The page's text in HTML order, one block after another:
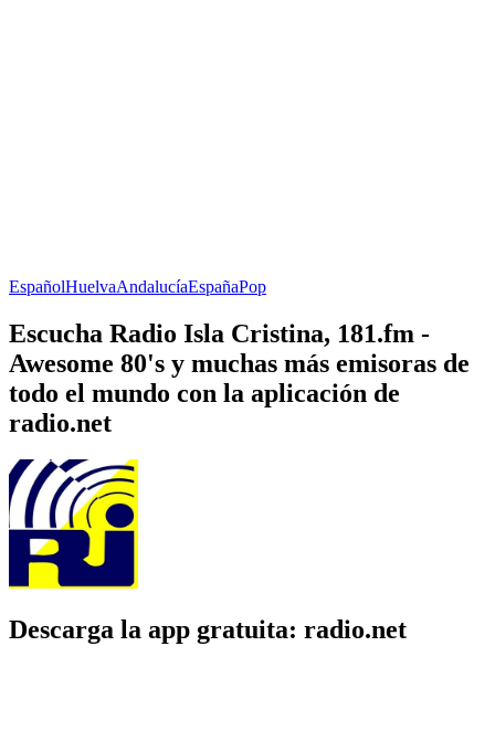
EspañolHuelvaAndalucíaEspañaPop
Escucha Radio Isla Cristina, 181.fm -
Awesome 80's y muchas más emisoras de
todo el mundo con la aplicación de
radio.net
Descarga la app gratuita: radio.net